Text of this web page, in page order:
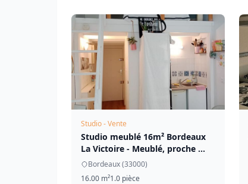
Studio - Vente
Studio meublé 16m² Bordeaux
La Victoire - Meublé, proche ...
Bordeaux (33000)
16.00 m²1.0 pièce